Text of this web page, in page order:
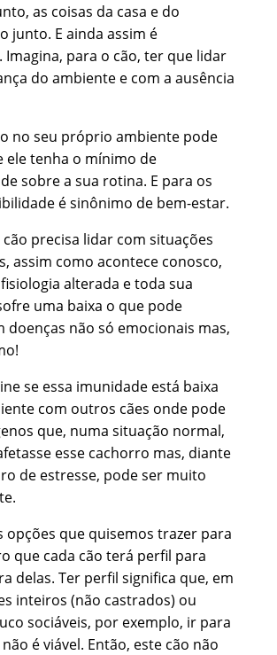
as coisas da casa e do
junto. E ainda assim é
Imagina, para o cão, ter que lidar
do ambiente e com a ausência
no seu próprio ambiente pode
ele tenha o mínimo de
sobre a sua rotina. E para os
é sinônimo de bem-estar.
precisa lidar com situações
assim como acontece conosco,
alterada e toda sua
uma baixa o que pode
doenças não só emocionais mas,
se essa imunidade está baixa
com outros cães onde pode
que, numa situação normal,
esse cachorro mas, diante
de estresse, pode ser muito
opções que quisemos trazer para
que cada cão terá perfil para
delas. Ter perfil significa que, em
inteiros (não castrados) ou
sociáveis, por exemplo, ir para
é viável. Então, este cão não